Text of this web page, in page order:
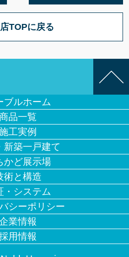
TOPに戻る
ブルホーム
品一覧
工実例
新築一戸建て
かど展示場
術と構造
・システム
シーポリシー
業情報
用情報